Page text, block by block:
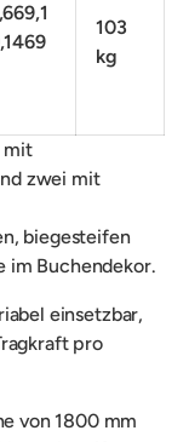
103
kg
mit
zwei mit
biegesteifen
im Buchendekor.
einsetzbar,
pro
von 1800 mm